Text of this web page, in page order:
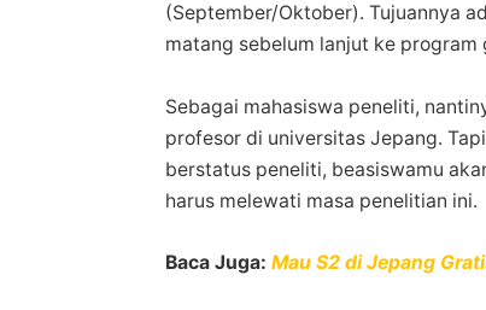
(September/Oktober). Tujuannya
matang sebelum lanjut ke program
Sebagai mahasiswa peneliti,
profesor di universitas Jepang.
berstatus peneliti, beasiswamu
harus melewati masa penelitian ini.
Baca Juga: Mau S2 di Jepang